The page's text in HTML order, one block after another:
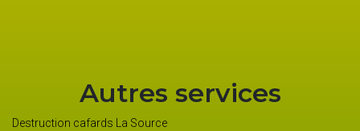
Autres services
Destruction cafards La Source